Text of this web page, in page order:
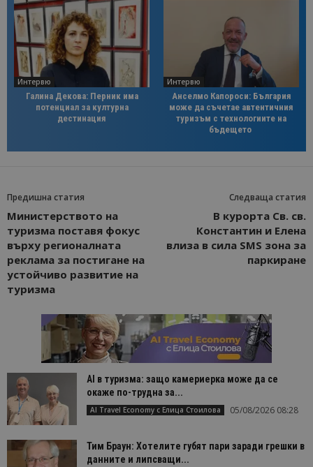
Интервю
Галина Декова: Перник има
потенциал за културна
дестинация
Интервю
Анселмо Капороси: България
може да съчетае автентичния
туризъм с технологиите на
бъдещето
Предишна статия
Министерството на
туризма поставя фокус
върху регионалната
реклама за постигане на
устойчиво развитие на
туризма
Следваща статия
В курорта Св. св.
Константин и Елена
влиза в сила SMS зона за
паркиране
AI в туризма: защо камериерка може да се
окаже по-трудна за...
AI Travel Economy с Елица Стоилова 05/08/2026 08:28
Тим Браун: Хотелите губят пари заради грешки в
данните и липсващи...